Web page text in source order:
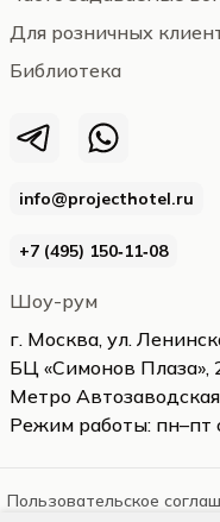
info@projecthotel.ru
+7 (495) 150‑11‑08
Шоу-рум
г. Москва, ул.
БЦ «Симонов Плаза»,
Метро Автозаводская
Режим работы: пн–пт
Для розничных
Библиотека
Пользовательское